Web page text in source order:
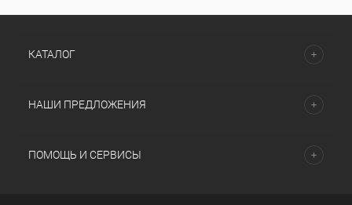
КАТАЛОГ
НАШИ ПРЕДЛОЖЕНИЯ
ПОМОЩЬ И СЕРВИСЫ